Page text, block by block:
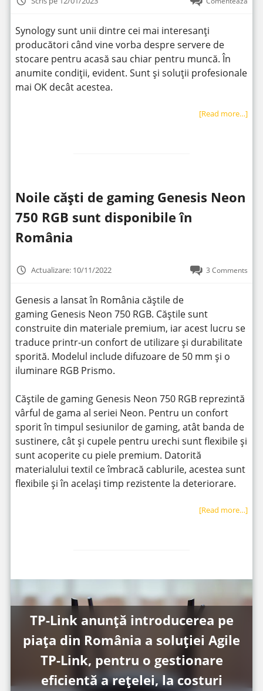
Synology sunt unii dintre cei mai interesanți
producători când vine vorba despre servere de
stocare pentru acasă sau chiar pentru muncă. În
anumite condiții, evident. Sunt și soluții profesionale
mai OK decât acestea.
[Read more…]
Noile căști de gaming Genesis Neon
750 RGB sunt disponibile în
România
Actualizare: 10/11/2022 3 Comments
Genesis a lansat în România căștile de
gaming Genesis Neon 750 RGB. Căștile sunt
construite din materiale premium, iar acest lucru se
traduce printr-un confort de utilizare și durabilitate
sporită. Modelul include difuzoare de 50 mm și o
iluminare RGB Prismo.
Căștile de gaming Genesis Neon 750 RGB reprezintă
vârful de gama al seriei Neon. Pentru un confort
sporit în timpul sesiunilor de gaming, atât banda de
sustinere, cât și cupele pentru urechi sunt flexibile și
sunt acoperite cu piele premium. Datorită
materialului textil ce îmbracă cablurile, acestea sunt
flexibile și în același timp rezistente la deteriorare.
[Read more…]
TP-Link anunță introducerea pe
piața din România a soluției Agile
TP-Link, pentru o gestionare
eficientă a rețelei, la costuri